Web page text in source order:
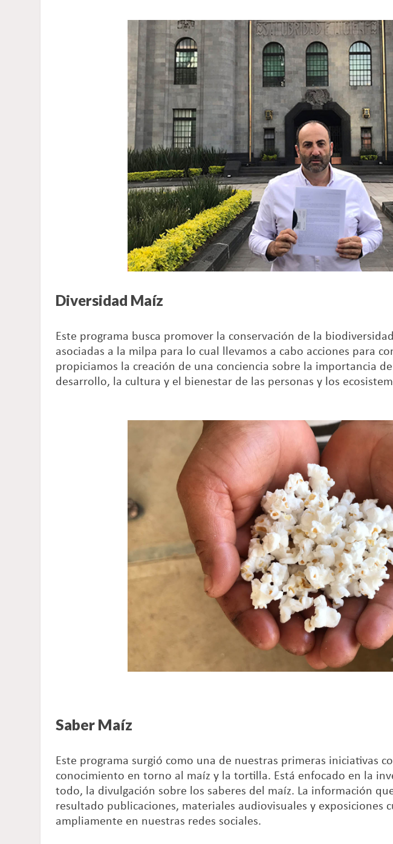
Diversidad Maíz
Este programa busca promover la conservación de la
asociadas a la milpa para lo cual llevamos a cabo acciones para
propiciamos la creación de una conciencia sobre la importancia
desarrollo, la cultura y el bienestar de las personas y los
Saber Maíz
Este programa surgió como una de nuestras primeras iniciativas
conocimiento en torno al maíz y la tortilla. Está enfocado en la
todo, la divulgación sobre los saberes del maíz. La información
resultado publicaciones, materiales audiovisuales y exposiciones
ampliamente en nuestras redes sociales.